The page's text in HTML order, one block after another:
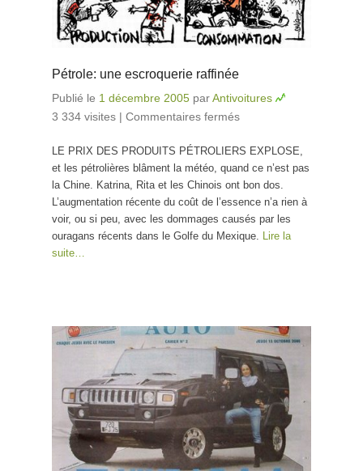
Pétrole: une escroquerie raffinée
Publié le 1 décembre 2005 parAntivoitures
3 334 visites | Commentaires fermés
raffinée
LE PRIX DES PRODUITS PÉTROLIERS EXPLOSE,
et les pétrolières blâment la météo, quand ce n’est pas
la Chine. Katrina, Rita et les Chinois ont bon dos.
L’augmentation récente du coût de l’essence n’a rien à
voir, ou si peu, avec les dommages causés par les
ouragans récents dans le Golfe du Mexique. Lire la
suite…